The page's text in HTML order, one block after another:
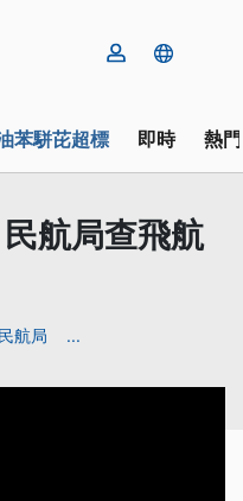
苯駢芘超標 即時 熱
航局查飛航
民航局 ...